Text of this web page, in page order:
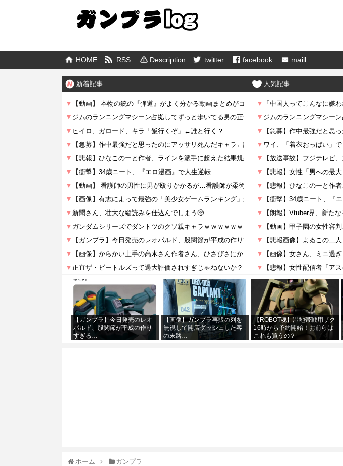
HOME RSS Description twitter facebook maill
新着記事 人気記事
【ガンプラ】今日発売のレオ
パルド、股関節が平成の作り
すぎる…
【画像】ガンプラ再販の列を
無視して開店ダッシュした客
の末路…
【ROBOT魂】湿地帯戦用ザク
16時から予約開始！お前らは
これも買うの？
ホーム ガンプラ